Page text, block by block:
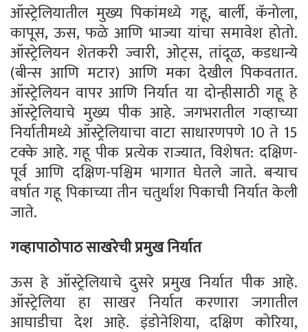
ऑस्ट्रेलियातील मुख्य पिकांमध्ये गहू, बार्ली, कॅनोला,
कापूस, ऊस, फळे आणि भाज्या यांचा समावेश होतो.
ऑस्ट्रेलियन शेतकरी ज्वारी, ओट्स, तांदूळ, कडधान्ये
(बीन्स आणि मटार) आणि मका देखील पिकवतात.
ऑस्ट्रेलियन वापर आणि निर्यात या दोन्हीसाठी गहू हे
ऑस्ट्रेलियाचे मुख्य पीक आहे. जगभरातील गव्हाच्या
निर्यातीमध्ये ऑस्ट्रेलियाचा वाटा साधारणपणे 10 ते 15
टक्के आहे. गहू पीक प्रत्येक राज्यात, विशेषत: दक्षिण-
पूर्व आणि दक्षिण-पश्चिम भागात घेतले जाते. बर्‍याच
वर्षात गहू पिकाच्या तीन चतुर्थांश पिकाची निर्यात केली
जाते.
गव्हापाठोपाठ साखरेची प्रमुख निर्यात
ऊस हे ऑस्ट्रेलियाचे दुसरे प्रमुख निर्यात पीक आहे.
ऑस्ट्रेलिया हा साखर निर्यात करणारा जगातील
आघाडीचा देश आहे. इंडोनेशिया, दक्षिण कोरिया,